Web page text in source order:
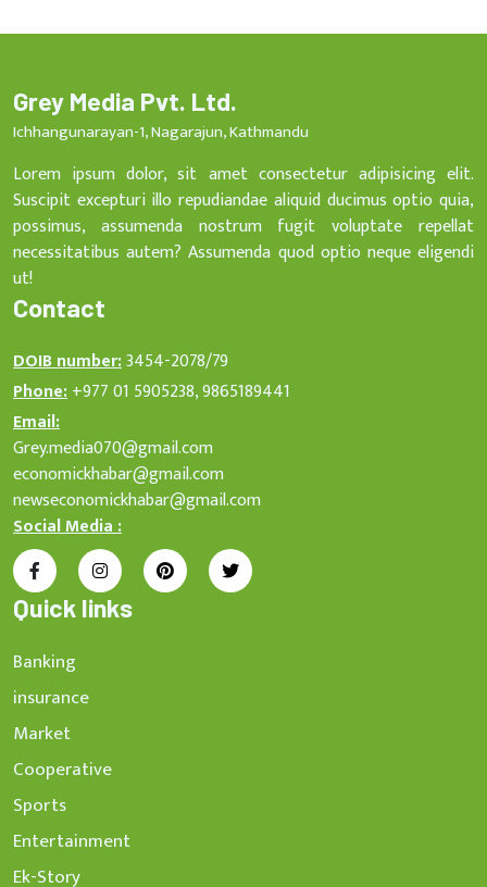
Grey Media Pvt. Ltd.
Ichhangunarayan-1, Nagarajun, Kathmandu
Lorem ipsum dolor, sit amet consectetur adipisicing elit.
Suscipit excepturi illo repudiandae aliquid ducimus optio quia,
possimus, assumenda nostrum fugit voluptate repellat
necessitatibus autem? Assumenda quod optio neque eligendi
ut!
Contact
DOIB number:3454-2078/79
Phone:+977 01 5905238, 9865189441
Email:
Grey.media070@gmail.com
economickhabar@gmail.com
newseconomickhabar@gmail.com
Social Media :
Quick links
Banking
insurance
Market
Cooperative
Sports
Entertainment
Ek-Story